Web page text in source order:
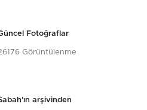
Fotoğraflar
Görüntülenme
arşivinden